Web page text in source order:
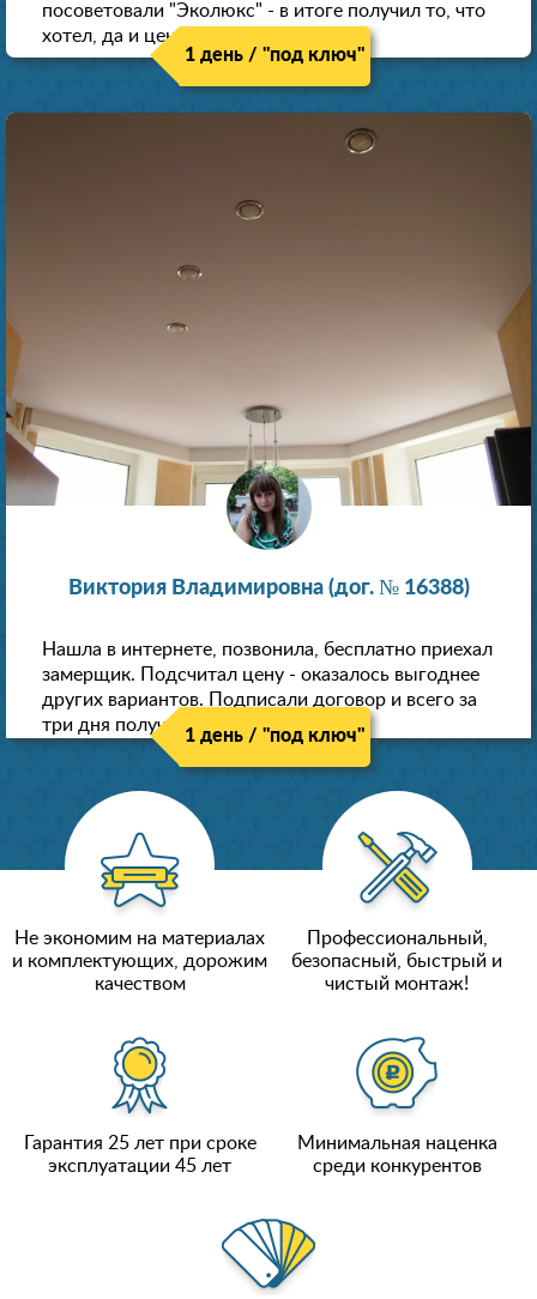
посоветовали "Эколюкс" - в итоге получил то, что
хотел, да и цена нормальная.
1 день / "под ключ"
Виктория Владимировна (дог. № 16388)
Нашла в интернете, позвонила, бесплатно приехал
замерщик. Подсчитал цену - оказалось выгоднее
других вариантов. Подписали договор и всего за
три дня получили новые потолки!
1 день / "под ключ"
Не экономим на материалах
и комплектующих, дорожим
качеством
Профессиональный,
безопасный, быстрый и
чистый монтаж!
Гарантия 25 лет при сроке
эксплуатации 45 лет
Минимальная наценка
среди конкурентов